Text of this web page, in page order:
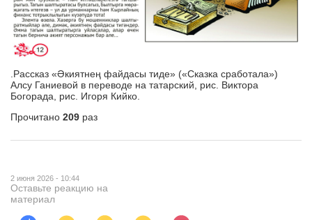
.Рассказ «Әкиятнең файдасы тиде» («Сказка сработала»)
Алсу Ганиевой в переводе на татарский, рис. Виктора
Богорада, рис. Игоря Кийко.
Прочитано 209 раз
2 июня 2026 - 10:44
Оставьте реакцию на
материал